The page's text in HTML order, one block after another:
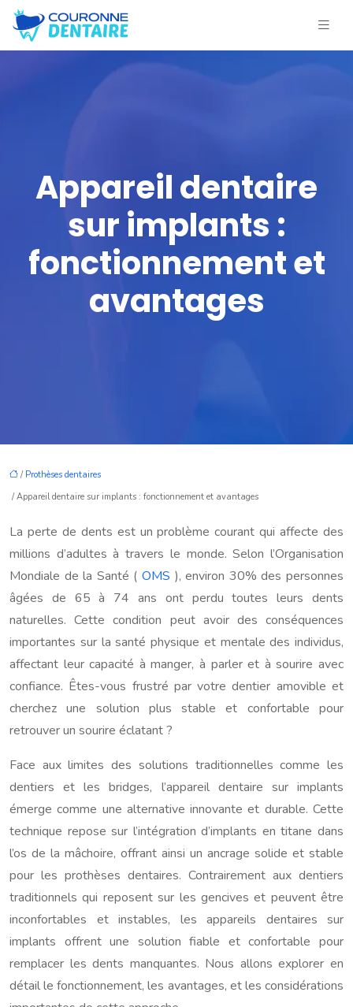
Appareil dentaire
sur implants :
fonctionnement et
avantages
/ Prothèses dentaires
/ Appareil dentaire sur implants : fonctionnement et avantages
La perte de dents est un problème courant qui affecte des
millions d’adultes à travers le monde. Selon l’Organisation
Mondiale de la Santé ( OMS ), environ 30% des personnes
âgées de 65 à 74 ans ont perdu toutes leurs dents
naturelles. Cette condition peut avoir des conséquences
importantes sur la santé physique et mentale des individus,
affectant leur capacité à manger, à parler et à sourire avec
confiance. Êtes-vous frustré par votre dentier amovible et
cherchez une solution plus stable et confortable pour
retrouver un sourire éclatant ?
Face aux limites des solutions traditionnelles comme les
dentiers et les bridges, l’appareil dentaire sur implants
émerge comme une alternative innovante et durable. Cette
technique repose sur l’intégration d’implants en titane dans
l’os de la mâchoire, offrant ainsi un ancrage solide et stable
pour les prothèses dentaires. Contrairement aux dentiers
traditionnels qui reposent sur les gencives et peuvent être
inconfortables et instables, les appareils dentaires sur
implants offrent une solution fiable et confortable pour
remplacer les dents manquantes. Nous allons explorer en
détail le fonctionnement, les avantages, et les considérations